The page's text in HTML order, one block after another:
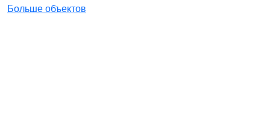
Больше объектов